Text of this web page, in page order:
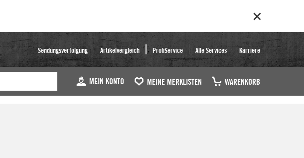
Sendungsverfolgung Artikelvergleich ProfiService Alle Services Karriere
MEIN KONTO MEINE MERKLISTEN WARENKORB